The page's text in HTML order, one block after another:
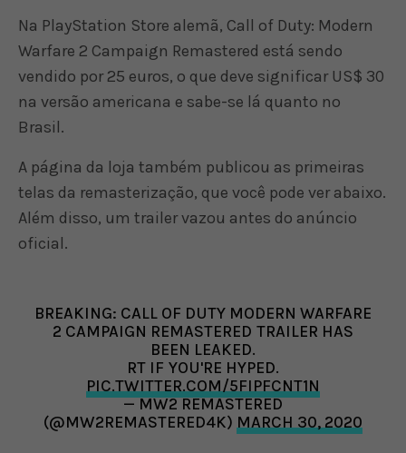
Na PlayStation Store alemã, Call of Duty: Modern
Warfare 2 Campaign Remastered está sendo
vendido por 25 euros, o que deve significar US$ 30
na versão americana e sabe-se lá quanto no
Brasil.
A página da loja também publicou as primeiras
telas da remasterização, que você pode ver abaixo.
Além disso, um trailer vazou antes do anúncio
oficial.
BREAKING: CALL OF DUTY MODERN WARFARE
2 CAMPAIGN REMASTERED TRAILER HAS
BEEN LEAKED.
RT IF YOU'RE HYPED.
PIC.TWITTER.COM/5FIPFCNT1N
— MW2 REMASTERED
(@MW2REMASTERED4K) MARCH 30, 2020